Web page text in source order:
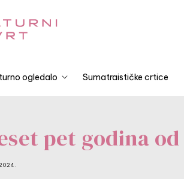
ogledalo Sumatraističke crtice
pet godina